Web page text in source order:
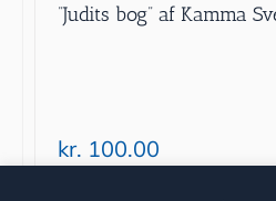
”Judits bog” af Kamma
kr. 100.00